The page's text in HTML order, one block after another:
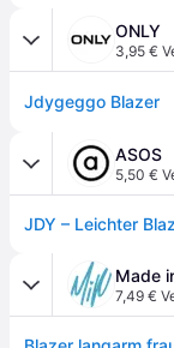
ONLY
3,95 €
Jdygeggo Blazer
ASOS
5,50 €
JDY – Leichter
Made
7,49 €